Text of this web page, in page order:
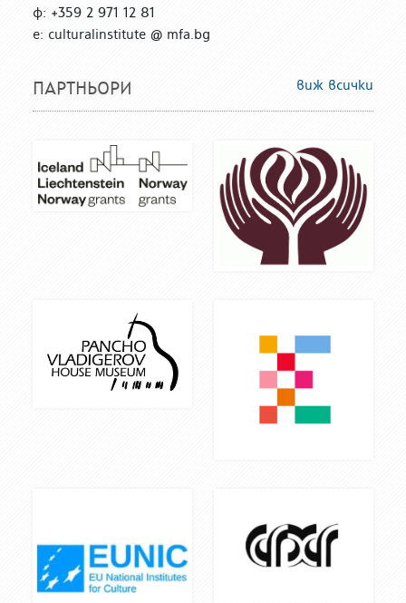
ф: +359 2 971 12 81
е: culturalinstitute @ mfa.bg
ПАРТНЬОРИ виж всички